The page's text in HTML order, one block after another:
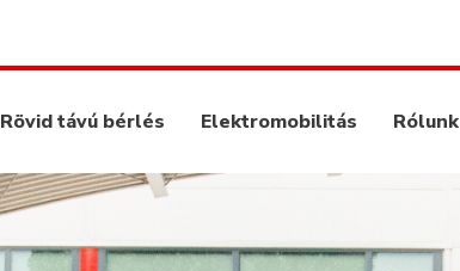
Rövid távú bérlés Elektromobilitás Rólunk